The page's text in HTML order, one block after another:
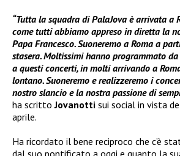
“Tutta la squadra di PalaJova è arrivata a
come tutti abbiamo appreso in diretta la
Papa Francesco. Suoneremo a Roma a
stasera. Moltissimi hanno programmato
a questi concerti, in molti arrivando a
lontano. Suoneremo e realizzeremo i
nostro slancio e la nostra passione di
ha scrittoJovanotti sui social in vista
aprile.
Ha ricordato il bene reciproco che c’è
dal suo pontificato a oggi e quanto la